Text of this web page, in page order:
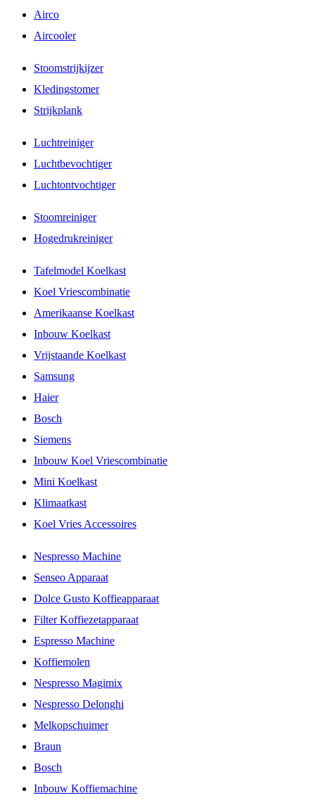
Airco
Aircooler
Stoomstrijkijzer
Kledingstomer
Strijkplank
Luchtreiniger
Luchtbevochtiger
Luchtontvochtiger
Stoomreiniger
Hogedrukreiniger
Tafelmodel Koelkast
Koel Vriescombinatie
Amerikaanse Koelkast
Inbouw Koelkast
Vrijstaande Koelkast
Samsung
Haier
Bosch
Siemens
Inbouw Koel Vriescombinatie
Mini Koelkast
Klimaatkast
Koel Vries Accessoires
Nespresso Machine
Senseo Apparaat
Dolce Gusto Koffieapparaat
Filter Koffiezetapparaat
Espresso Machine
Koffiemolen
Nespresso Magimix
Nespresso Delonghi
Melkopschuimer
Braun
Bosch
Inbouw Koffiemachine